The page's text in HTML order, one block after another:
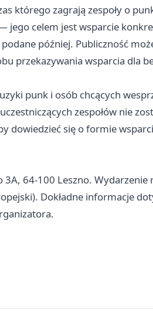
którego zagrają zespoły o
celem jest wsparcie
później. Publiczność
przekazywania wsparcia dla
punk i osób chcących
zespołów nie
dowiedzieć się o formie
3A, 64-100 Leszno.
Dokładne informacje